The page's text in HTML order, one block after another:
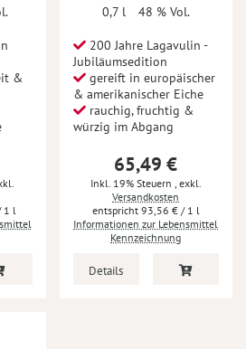
&
l
0,7 l
48 % Vol.
200 Jahre Lagavulin -
Jubiläumsedition
gereift in europäischer
& amerikanischer Eiche
rauchig, fruchtig &
würzig im Abgang
65,49 €
Inkl. 19% Steuern , exkl.
Versandkosten
93,56 €/ 1 l
Informationen zur Lebensmittel
Kennzeichnung
Details